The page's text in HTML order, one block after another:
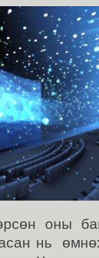
оны
нь